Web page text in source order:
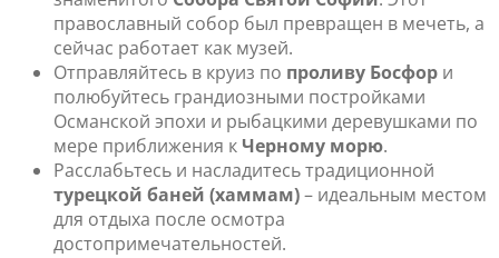
православный собор был превращен в мечеть, а
сейчас работает как музей.
Отправляйтесь в круиз по проливу Босфор и
полюбуйтесь грандиозными постройками
Османской эпохи и рыбацкими деревушками по
мере приближения к Черному морю.
Расслабьтесь и насладитесь традиционной
турецкой баней (хаммам)– идеальным местом
для отдыха после осмотра
достопримечательностей.